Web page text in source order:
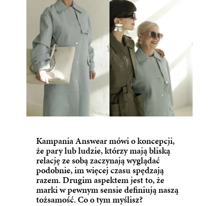
Kampania Answear mówi o koncepcji,
że pary lub ludzie, którzy mają bliską
relację ze sobą zaczynają wyglądać
podobnie, im więcej czasu spędzają
razem. Drugim aspektem jest to, że
marki w pewnym sensie definiują naszą
tożsamość. Co o tym myślisz?